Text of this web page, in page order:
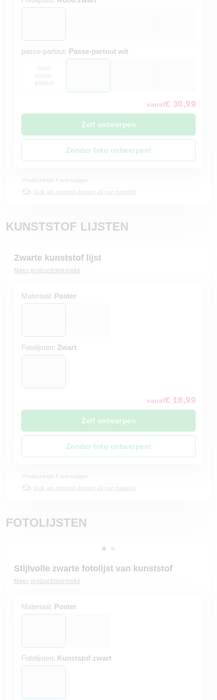
passe-partout: Passe-partout wit
Geen
passe-
partout
vanaf€ 30,99
Zelf ontwerpen
Zonder foto ontwerpen!
Productietijd 4 werkdagen
Ook als express binnen 24 uur mogelijk
KUNSTSTOF LIJSTEN
Zwarte kunststof lijst
Meer productinformatie
Materiaal: Poster
Fotolijsten: Zwart
vanaf€ 18,99
Zelf ontwerpen
Zonder foto ontwerpen!
Productietijd 4 werkdagen
Ook als express binnen 24 uur mogelijk
FOTOLIJSTEN
Stijlvolle zwarte fotolijst van kunststof
Meer productinformatie
Materiaal: Poster
Fotolijsten: Kunststof zwart